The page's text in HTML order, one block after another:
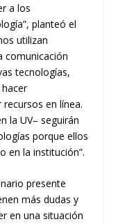
a los
planteó el
utilizan
comunicación
tecnologías,
en línea.
la UV– seguirán
porque ellos
en la institución”.
presente
más dudas y
en una situación